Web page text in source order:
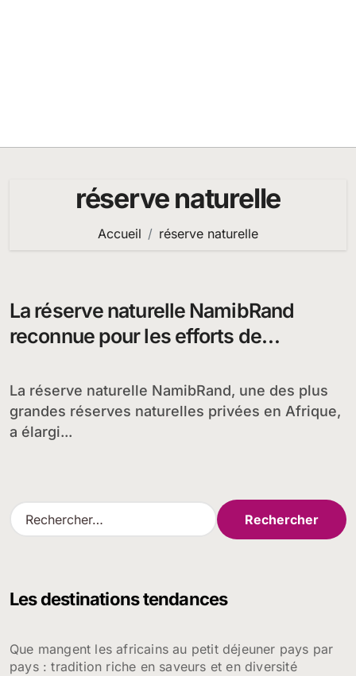
réserve naturelle
Accueil réserve naturelle
La réserve naturelle NamibRand
reconnue pour les efforts de
La réserve naturelle NamibRand, une des plus
grandes réserves naturelles privées en Afrique,
a élargi...
R
e
r
e
r
Les destinations tendances
Que mangent les africains au petit déjeuner pays par
pays : tradition riche en saveurs et en diversité